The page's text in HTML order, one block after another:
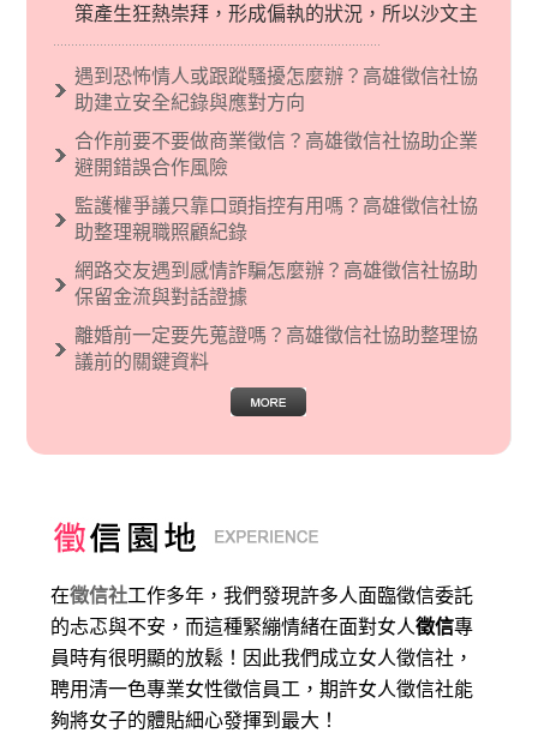
策產生狂熱崇拜，形成偏執的狀況，所以沙文主
義後來就被拿來暗指偏見和歧視，而且有沙文主
義傾向的人，通常對於自己的國家和民族有超強
烈的卓越感，因而瞧不起其他國家的人，所以沙
現了男性沙文…
遇到恐怖情人或跟蹤騷擾怎麼辦？高雄徵信社協
助建立安全紀錄與應對方向
合作前要不要做商業徵信？高雄徵信社協助企業
避開錯誤合作風險
監護權爭議只靠口頭指控有用嗎？高雄徵信社協
助整理親職照顧紀錄
網路交友遇到感情詐騙怎麼辦？高雄徵信社協助
保留金流與對話證據
離婚前一定要先蒐證嗎？高雄徵信社協助整理協
議前的關鍵資料
在徵信社工作多年，我們發現許多人面臨徵信委託
的忐忑與不安，而這種緊繃情緒在面對女人徵信專
員時有很明顯的放鬆！因此我們成立女人徵信社，
聘用清一色專業女性徵信員工，期許女人徵信社能
夠將女子的體貼細心發揮到最大 ！